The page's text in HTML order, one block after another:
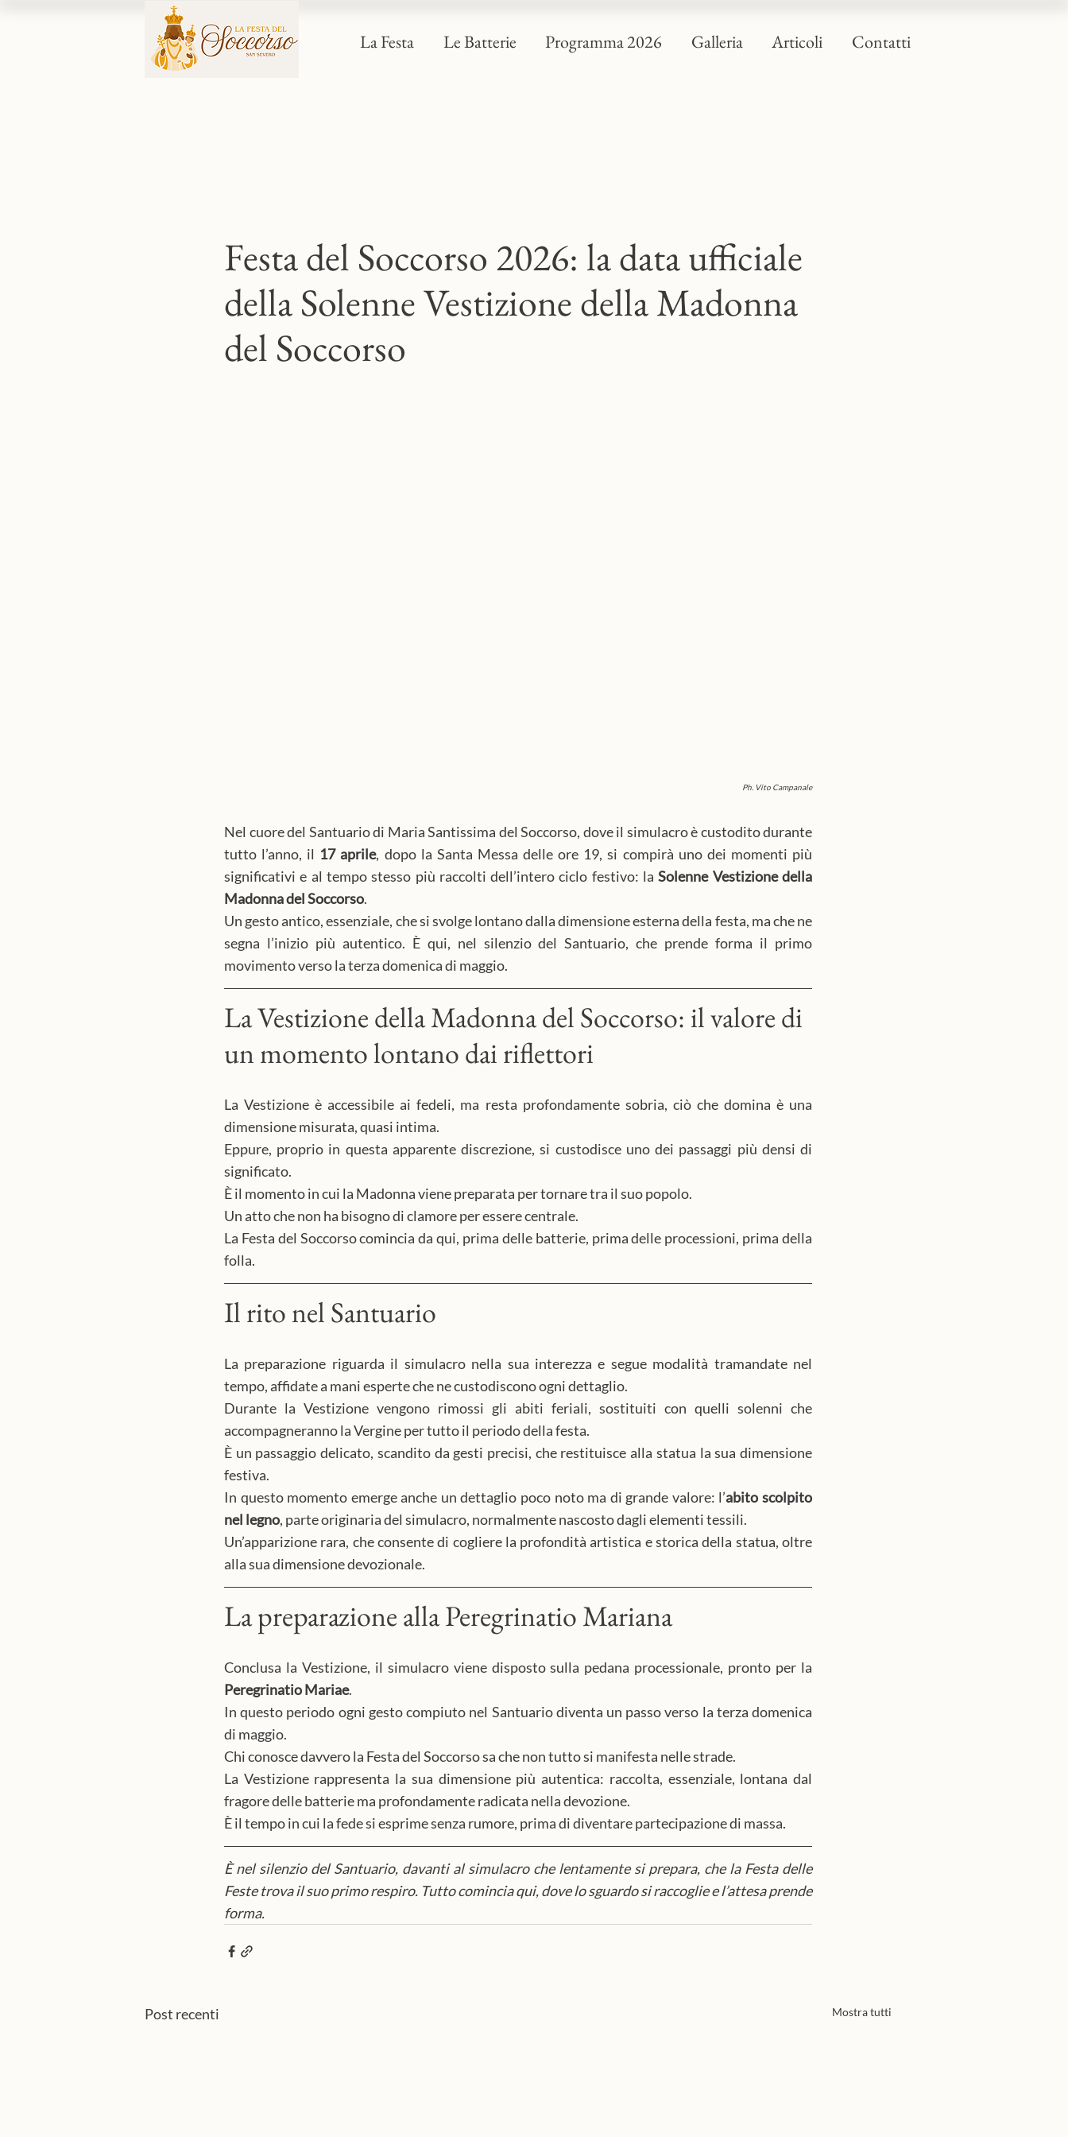
La Festa Le Batterie Programma 2026 Galleria Articoli Contatti
Festa del Soccorso 2026: la data ufficiale
della Solenne Vestizione della Madonna
del Soccorso
Ph. Vito Campanale
Nel cuore del Santuario di Maria Santissima del Soccorso, dove il simulacro è custodito durante
tutto l’anno, il 17 aprile, dopo la Santa Messa delle ore 19, si compirà uno dei momenti più
significativi e al tempo stesso più raccolti dell’intero ciclo festivo: la Solenne Vestizione della
Madonna del Soccorso.
Un gesto antico, essenziale, che si svolge lontano dalla dimensione esterna della festa, ma che ne
segna l’inizio più autentico. È qui, nel silenzio del Santuario, che prende forma il primo
movimento verso la terza domenica di maggio.
La Vestizione della Madonna del Soccorso: il valore di
un momento lontano dai riflettori
La Vestizione è accessibile ai fedeli, ma resta profondamente sobria, ciò che domina è una
dimensione misurata, quasi intima.
Eppure, proprio in questa apparente discrezione, si custodisce uno dei passaggi più densi di
significato.
È il momento in cui la Madonna viene preparata per tornare tra il suo popolo.
Un atto che non ha bisogno di clamore per essere centrale.
La Festa del Soccorso comincia da qui, prima delle batterie, prima delle processioni, prima della
folla.
Il rito nel Santuario
La preparazione riguarda il simulacro nella sua interezza e segue modalità tramandate nel
tempo, affidate a mani esperte che ne custodiscono ogni dettaglio.
Durante la Vestizione vengono rimossi gli abiti feriali, sostituiti con quelli solenni che
accompagneranno la Vergine per tutto il periodo della festa.
È un passaggio delicato, scandito da gesti precisi, che restituisce alla statua la sua dimensione
festiva.
In questo momento emerge anche un dettaglio poco noto ma di grande valore: l’abito scolpito
nel legno, parte originaria del simulacro, normalmente nascosto dagli elementi tessili.
Un’apparizione rara, che consente di cogliere la profondità artistica e storica della statua, oltre
alla sua dimensione devozionale.
La preparazione alla Peregrinatio Mariana
Peregrinatio Mariae.
In questo periodo ogni gesto compiuto nel Santuario diventa un passo verso la terza domenica
di maggio.
Chi conosce davvero la Festa del Soccorso sa che non tutto si manifesta nelle strade.
La Vestizione rappresenta la sua dimensione più autentica: raccolta, essenziale, lontana dal
fragore delle batterie ma profondamente radicata nella devozione.
È il tempo in cui la fede si esprime senza rumore, prima di diventare partecipazione di massa.
È nel silenzio del Santuario, davanti al simulacro che lentamente si prepara, che la Festa delle
Feste trova il suo primo respiro. Tutto comincia qui, dove lo sguardo si raccoglie e l’attesa prende
forma.
Post recenti Mostra tutti